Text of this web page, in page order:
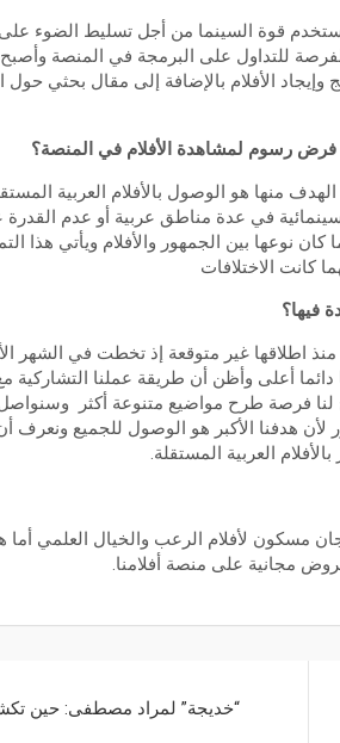
قوة السينما من أجل تسليط الضوء
للتداول على البرمجة في المنصة
الأفلام بالإضافة إلى مقال بحثي حول
فرض رسوم لمشاهدة الأفلام في المنصة؟
منها هو الوصول بالأفلام العربية
في عدة مناطق عربية أو عدم القدرة
نوعها بين الجمهور والأفلام ويأتي هذا
كانت الاختلافات
فيها؟
اطلاقها غير متوقعة إذ تخطت في الشهر
دائما أعلى وأظن أن طريقة عملنا التشاركية
لنا فرصة طرح مواضيع متنوعة أكثر
لأن هدفنا الأكبر هو الوصول للجميع ونعرف
العربية المستقلة.
مسكون لأفلام الرعب والخيال العلمي
مجانية على منصة أفلامنا.
“خديجة” لمراد مصطفى: حين